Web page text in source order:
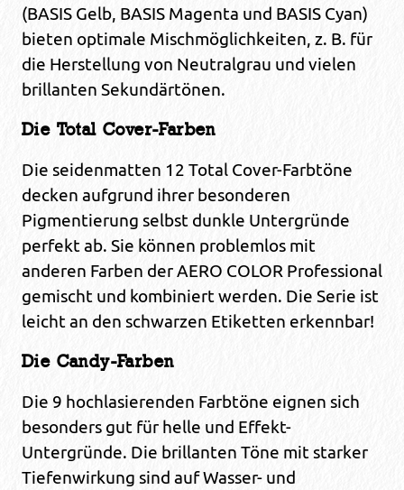
(BASIS Gelb, BASIS Magenta und BASIS Cyan)
bieten optimale Mischmöglichkeiten, z. B. für
die Herstellung von Neutralgrau und vielen
brillanten Sekundärtönen.
Die Total Cover-Farben
Die seidenmatten 12 Total Cover-Farbtöne
decken aufgrund ihrer besonderen
Pigmentierung selbst dunkle Untergründe
perfekt ab. Sie können problemlos mit
anderen Farben der AERO COLOR Professional
gemischt und kombiniert werden. Die Serie ist
leicht an den schwarzen Etiketten erkennbar!
Die Candy-Farben
Die 9 hochlasierenden Farbtöne eignen sich
besonders gut für helle und Effekt-
Untergründe. Die brillanten Töne mit starker
Tiefenwirkung sind auf Wasser- und